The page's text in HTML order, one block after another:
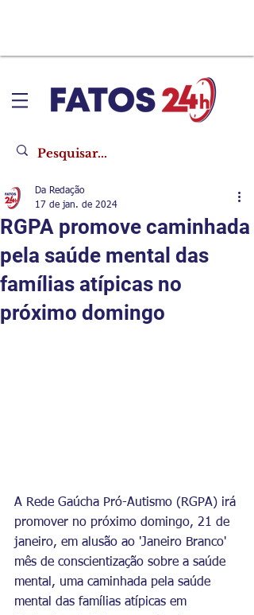
RGPA promove caminhada
pela saúde mental das
famílias atípicas no
próximo domingo
Da Redação
17 de jan. de 2024
A Rede Gaúcha Pró-Autismo (RGPA) irá
promover no próximo domingo, 21 de
janeiro, em alusão ao 'Janeiro Branco'
mês de conscientização sobre a saúde
mental, uma caminhada pela saúde
mental das famílias atípicas em